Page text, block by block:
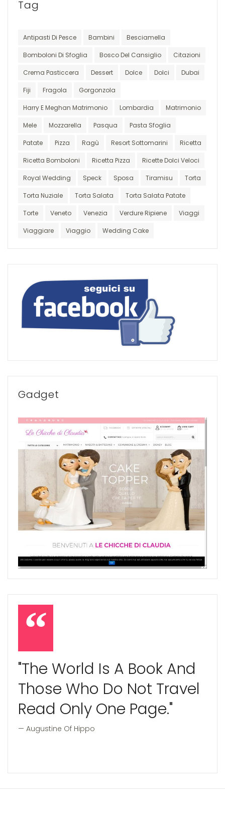
Tag
Antipasti Di Pesce Bambini Besciamella
Bomboloni Di Sfoglia Bosco Del Cansiglio Citazioni
Crema Pasticcera Dessert Dolce Dolci Dubai
Fiji Fragola Gorgonzola
Harry E Meghan Matrimonio Lombardia Matrimonio
Mele Mozzarella Pasqua Pasta Sfoglia
Patate Pizza Ragù Resort Sottomarini Ricetta
Ricetta Bomboloni Ricetta Pizza Ricette Dolci Veloci
Royal Wedding Speck Sposa Tiramisu Torta
Torta Nuziale Torta Salata Torta Salata Patate
Torte Veneto Venezia Verdure Ripiene Viaggi
Viaggiare Viaggio Wedding Cake
Gadget
"The World Is A Book And
Those Who Do Not Travel
Read Only One Page."
Augustine Of Hippo